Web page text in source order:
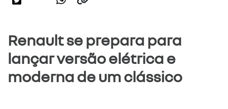
Renault se prepara para
lançar versão elétrica e
moderna de um clássico